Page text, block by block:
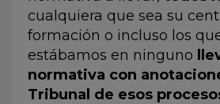
cualquiera que sea su
formación o incluso los
estábamos en ninguno
normativa con
Tribunal de esos